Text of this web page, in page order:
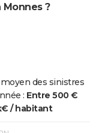
?
des sinistres
: Entre 500 €
/ habitant